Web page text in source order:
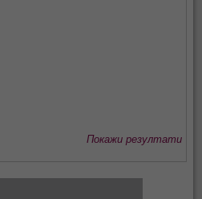
Покажи резултати